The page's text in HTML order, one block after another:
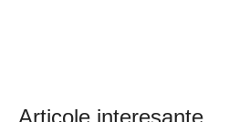
Articole interesante